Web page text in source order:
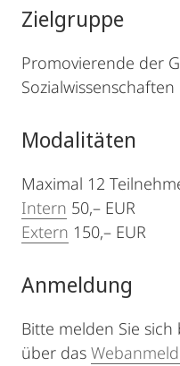
Zielgruppe
Promovierende der
Sozialwissenschaften
Modalitäten
Maximal 12
Intern 50,– EUR
Extern 150,– EUR
Anmeldung
Bitte melden Sie sich
über das